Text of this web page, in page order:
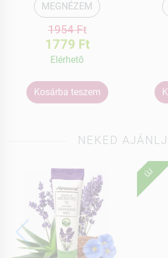
MEGNÉZEM
1954 Ft
1779 Ft
Elérhetõ
Kosárba teszem
NEKED
ÚJ